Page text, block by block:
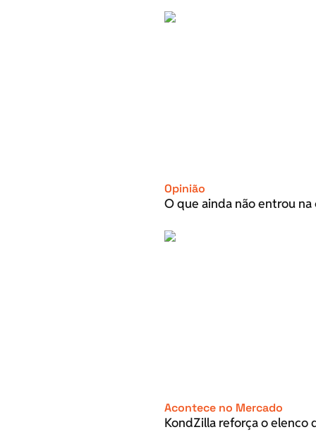
Opinião
O que ainda não entrou
Acontece no Mercado
KondZilla reforça o elenco